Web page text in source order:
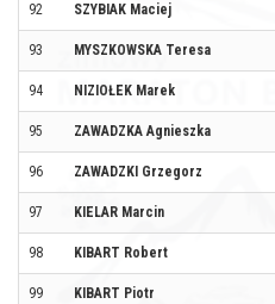
92 SZYBIAK Maciej
93 MYSZKOWSKA Teresa
94 NIZIOŁEK Marek
95 ZAWADZKA Agnieszka
96 ZAWADZKI Grzegorz
97 KIELAR Marcin
98 KIBART Robert
99 KIBART Piotr